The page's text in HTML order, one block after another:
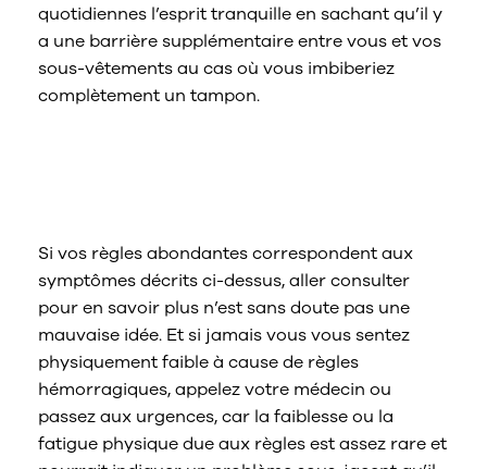
quotidiennes l’esprit tranquille en sachant qu’il y
a une barrière supplémentaire entre vous et vos
sous-vêtements au cas où vous imbiberiez
complètement un tampon.
Si vos règles abondantes correspondent aux
symptômes décrits ci-dessus, aller consulter
pour en savoir plus n’est sans doute pas une
mauvaise idée. Et si jamais vous vous sentez
physiquement faible à cause de règles
hémorragiques, appelez votre médecin ou
passez aux urgences, car la faiblesse ou la
fatigue physique due aux règles est assez rare et